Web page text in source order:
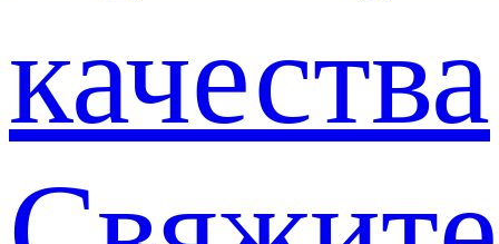
качества